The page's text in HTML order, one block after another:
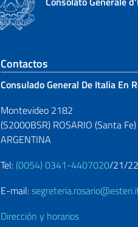
Sezione
Contactos
Consulado General De Italia En
Montevideo 2182
(S2000BSR) ROSARIO (Santa Fe)
ARGENTINA
Tel: (0054) 0341-4407020/21/22
E-mail:
Dirección y horarios